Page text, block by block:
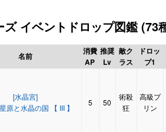
イベントドロップ図鑑 (73
名前
消費
AP
推奨
Lv
敵ク
ラス
ドロッ
プ1
[水晶宮]
原と水晶の国 【 III 】
5 50
術殺
狂
高級プ
リン